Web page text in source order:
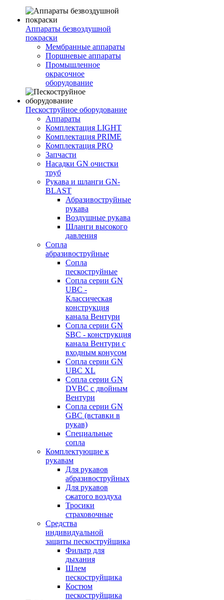
Аппараты безвоздушной
покраски
Мембранные аппараты
Поршневые аппараты
Промышленное
окрасочное
оборудование
Пескоструйное оборудование
Аппараты
Комплектация LIGHT
Комплектация PRIME
Комплектация PRO
Запчасти
Насадки GN очистки
труб
Рукава и шланги GN-
BLAST
Абразивоструйные
рукава
Воздушные рукава
Шланги высокого
давления
Сопла
абразивоструйные
Сопла
пескоструйные
Сопла серии GN
UBC -
Классическая
конструкция
канала Вентури
Сопла серии GN
SBC - конструкция
канала Вентури c
входным конусом
Сопла серии GN
UBC XL
Сопла серии GN
DVBC с двойным
Вентури
Сопла серии GN
GBC (вставки в
рукав)
Специальные
сопла
Комплектующие к
рукавам
Для рукавов
абразивоструйных
Для рукавов
сжатого воздуха
Тросики
страховочные
Средства
индивидуальной
защиты пескоструйщика
Фильтр для
дыхания
Шлем
пескоструйщика
Костюм
пескоструйщика